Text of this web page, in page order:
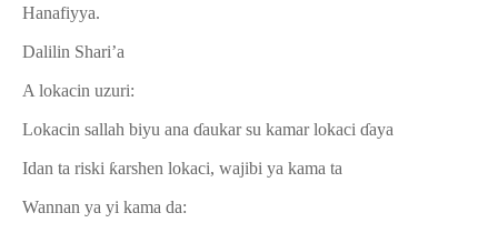
Hanafiyya.
Dalilin Shari’a
A lokacin uzuri:
Lokacin sallah biyu ana ɗaukar su kamar lokaci ɗaya
Idan ta riski ƙarshen lokaci, wajibi ya kama ta
Wannan ya yi kama da: